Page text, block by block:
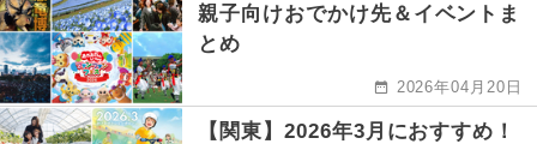
親子向けおでかけ先＆イベントま
とめ
2026年04月20日
【関東】2026年3月におすすめ！